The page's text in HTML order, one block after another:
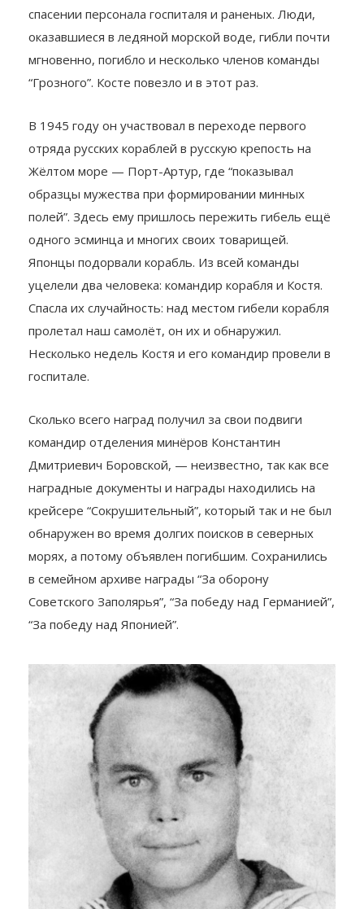
спасении персонала госпиталя и раненых. Люди,
оказавшиеся в ледяной морской воде, гибли почти
мгновенно, погибло и несколько членов команды
“Грозного”. Косте повезло и в этот раз.
В 1945 году он участвовал в переходе первого
отряда русских кораблей в русскую крепость на
Жёлтом море — Порт-Артур, где “показывал
образцы мужества при формировании минных
полей”. Здесь ему пришлось пережить гибель ещё
одного эсминца и многих своих товарищей.
Японцы подорвали корабль. Из всей команды
уцелели два человека: командир корабля и Костя.
Спасла их случайность: над местом гибели корабля
пролетал наш самолёт, он их и обнаружил.
Несколько недель Костя и его командир провели в
госпитале.
Сколько всего наград получил за свои подвиги
командир отделения минёров Константин
Дмитриевич Боровской, — неизвестно, так как все
наградные документы и награды находились на
крейсере “Сокрушительный”, который так и не был
обнаружен во время долгих поисков в северных
морях, а потому объявлен погибшим. Сохранились
в семейном архиве награды “За оборону
Советского Заполярья”, “За победу над Германией”,
“За победу над Японией”.